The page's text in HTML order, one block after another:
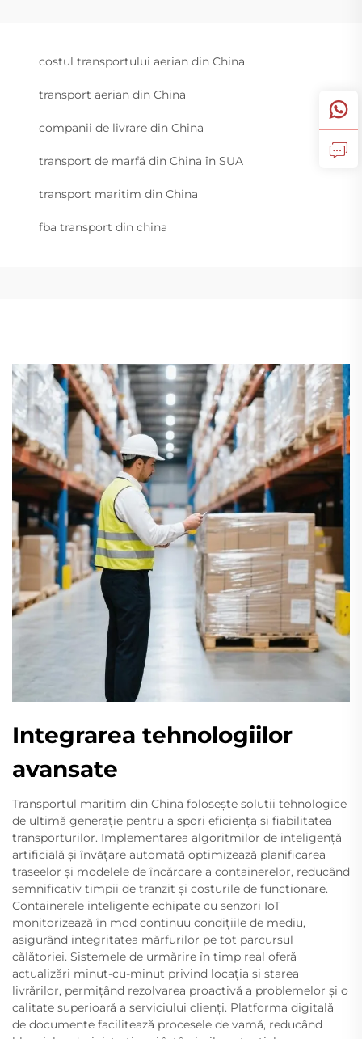
costul transportului aerian din China
transport aerian din China
companii de livrare din China
transport de marfă din China în SUA
transport maritim din China
fba transport din china
Integrarea tehnologiilor
avansate
Transportul maritim din China folosește soluții tehnologice
de ultimă generație pentru a spori eficiența și fiabilitatea
transporturilor. Implementarea algoritmilor de inteligență
artificială și învățare automată optimizează planificarea
traseelor și modelele de încărcare a containerelor, reducând
semnificativ timpii de tranzit și costurile de funcționare.
Containerele inteligente echipate cu senzori IoT
monitorizează în mod continuu condițiile de mediu,
asigurând integritatea mărfurilor pe tot parcursul
călătoriei. Sistemele de urmărire în timp real oferă
actualizări minut-cu-minut privind locația și starea
livrărilor, permițând rezolvarea proactivă a problemelor și o
calitate superioară a serviciului clienți. Platforma digitală
de documente facilitează procesele de vamă, reducând